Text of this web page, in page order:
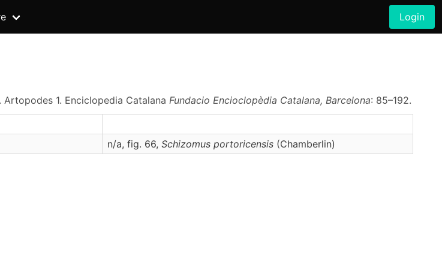
Login
1. Enciclopedia Catalana Fundacio Encioclopèdia Catalana, Barcelona: 85–192.
n/a, fig. 66, Schizomus portoricensis (Chamberlin)